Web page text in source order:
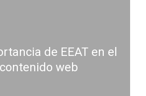
de EEAT en el
contenido web